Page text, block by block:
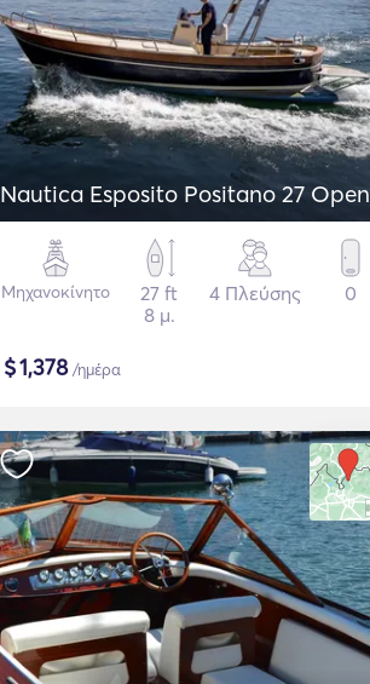
Nautica Esposito Positano 27 Open
Μηχανοκίνητο
27 ft
8 μ.
4 Πλεύσης 0
$1,378/ημέρα